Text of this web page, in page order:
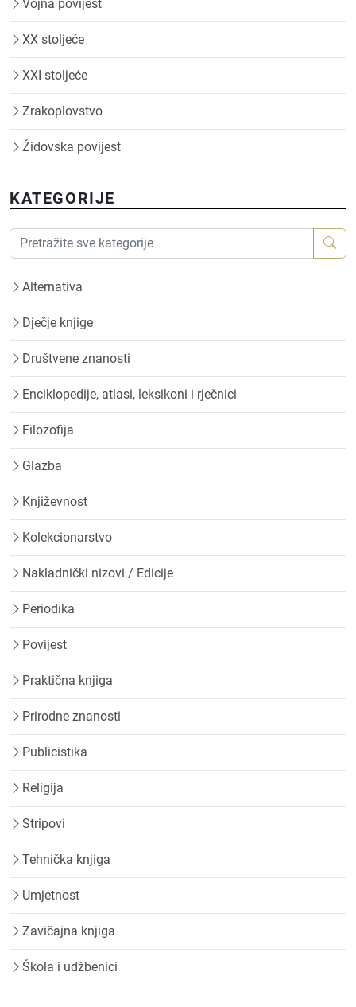
Vojna povijest
XX stoljeće
XXI stoljeće
Zrakoplovstvo
Židovska povijest
KATEGORIJE
Alternativa
Dječje knjige
Društvene znanosti
Enciklopedije, atlasi, leksikoni i rječnici
Filozofija
Glazba
Književnost
Kolekcionarstvo
Nakladnički nizovi / Edicije
Periodika
Povijest
Praktična knjiga
Prirodne znanosti
Publicistika
Religija
Stripovi
Tehnička knjiga
Umjetnost
Zavičajna knjiga
Škola i udžbenici